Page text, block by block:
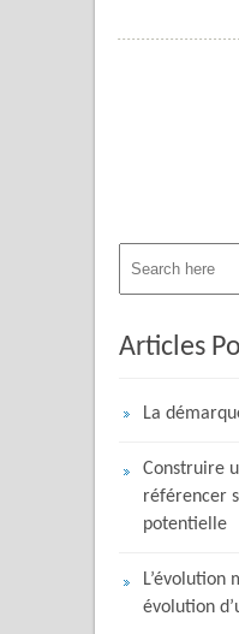
Articles
La
Construire
référencer
potentielle
L’évolution
évolution